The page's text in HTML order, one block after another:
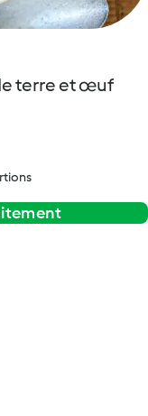
terre et œuf